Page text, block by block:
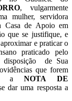
, vulgarmente
mulher, servidora
Casa de Apoio em
que se justifique, e
e praticar o
praticado pelo
disposição de Sua
que forem
aNOTA DE
dar uma resposta a